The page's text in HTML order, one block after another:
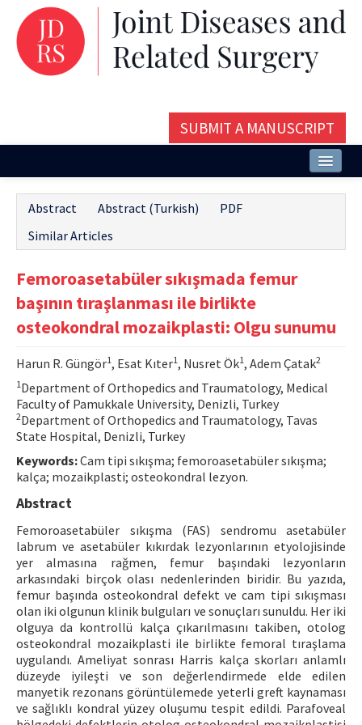
SUBMIT A MANUSCRIPT
Issues and Articles
Editorial Board
Instructions
Contact Us
E-ISSN: 2687-4792
Abstract Abstract (Turkish)
PDF
Similar Articles
Femoroasetabüler sıkışmada femur
başının tıraşlanması ile birlikte
osteokondral mozaikplasti: Olgu sunumu
Harun R. Güngör1, Esat Kıter1, Nusret Ök1, Adem Çatak2
1 Department of Orthopedics and Traumatology, Medical
Faculty of Pamukkale University, Denizli, Turkey
2Department of Orthopedics and Traumatology, Tavas
State Hospital, Denizli, Turkey
Keywords:Cam tipi sıkışma; femoroasetabüler sıkışma;
kalça; mozaikplasti; osteokondral lezyon.
Abstract
Femoroasetabüler sıkışma (FAS) sendromu asetabüler
labrum ve asetabüler kıkırdak lezyonlarının etyolojisinde
yer almasına rağmen, femur başındaki lezyonların
arkasındaki birçok olası nedenlerinden biridir. Bu yazıda,
femur başında osteokondral defekt ve cam tipi sıkışması
olan iki olgunun klinik bulguları ve sonuçları sunuldu. Her iki
olguya da kontrollü kalça çıkarılmasını takiben, otolog
osteokondral mozaikplasti ile birlikte femoral tıraşlama
uygulandı. Ameliyat sonrası Harris kalça skorları anlamlı
düzeyde iyileşti ve son değerlendirmede elde edilen
manyetik rezonans görüntülemede yeterli greft kaynaması
ve sağlıklı kondral yüzey oluşumu tespit edildi. Parafoveal